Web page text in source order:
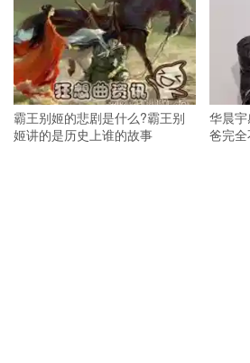
霸王别姬的悲剧是什么?霸王别
姬讲的是历史上谁的故事
华晨
爸完